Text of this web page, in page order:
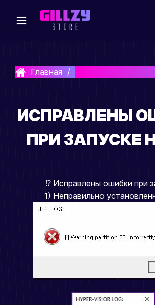
Главная
ИСПРАВЛЕНЫ
ПРИ ЗАПУСКЕ
⁉️ Исправлены ошибки при
1) Неправильно